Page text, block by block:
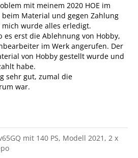
mit meinem 2020 HOE im
Material und gegen Zahlung
wurde alles erledigt.
es erst die Ablehnung von Hobby,
im Werk angerufen. Der
von Hobby gestellt wurde und
habe.
sehr gut, zumal die
war.
mit 140 PS, Modell 2021, 2 x